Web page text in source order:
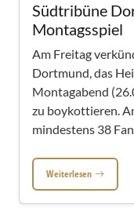
Südtribüne
Montagsspiel
Am Freitag
Dortmund, das
Montagabend
zu boykottieren.
mindestens 38
Weiterlesen